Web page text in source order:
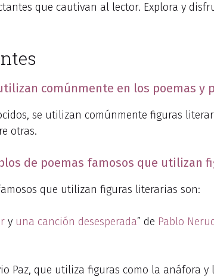
que cautivan al lector. Explora y
comúnmente en los poemas y
se utilizan comúnmente figuras
otras.
de poemas famosos que utilizan
que utilizan figuras literarias son:
y una canción desesperada” de Pablo
Paz, que utiliza figuras como la anáfora